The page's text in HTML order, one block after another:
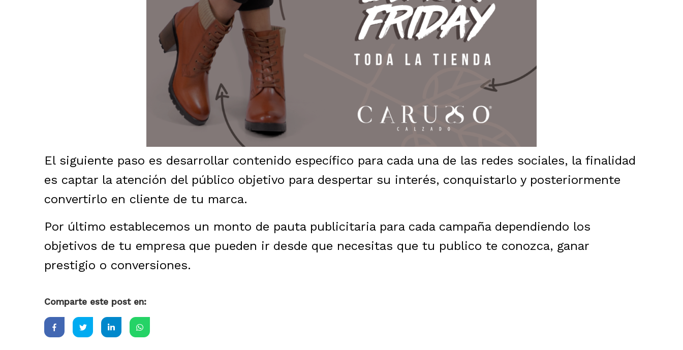
El siguiente paso es desarrollar contenido específico para cada una de las redes sociales, la finalidad
es captar la atención del público objetivo para despertar su interés, conquistarlo y posteriormente
convertirlo en cliente de tu marca.
Por último establecemos un monto de pauta publicitaria para cada campaña dependiendo los
objetivos de tu empresa que pueden ir desde que necesitas que tu publico te conozca, ganar
prestigio o conversiones.
Comparte este post en: